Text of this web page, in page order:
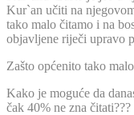
Kur`an učiti na
tako malo čitamo i na
objavljene riječi upravo
Zašto općenito tako
Kako je moguće da
čak 40% ne zna čitati???